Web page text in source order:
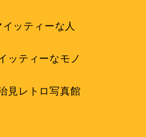
イッティーな人
ッティーなモノ
見レトロ写真館